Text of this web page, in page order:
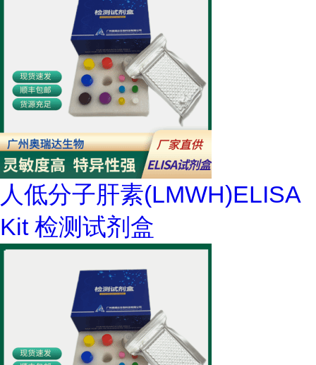
人低分子肝素(LMWH)ELISA
Kit 检测试剂盒